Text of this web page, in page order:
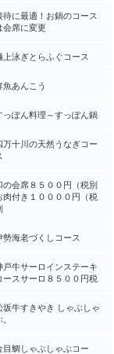
待に最適！お鍋のコース
会席に変更
上泳ぎとらふぐコース
魚あんこう
っぽん料理～すっぽん鍋
万十川の天然うなぎコー
の会席８５００円（税別
肉付き１００００円（税
勢海老づくしコース
戸牛サーロインステーキ
ースサーロ８５００円税
坂牛すきやき しゃぶしゃ
目鯛しゃぶしゃぶコー